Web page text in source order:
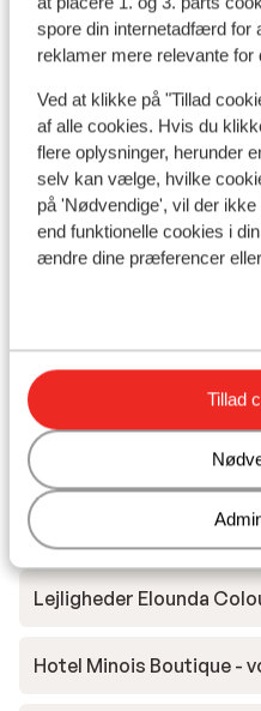
spore din internetadfærd for
reklamer mere relevante for
Ved at klikke på "Tillad
af alle cookies. Hvis du
flere oplysninger, herunder
selv kan vælge, hvilke
på 'Nødvendige', vil der
end funktionelle cookies i
ændre dine præferencer
Tillad
I området
Ved stranden
parasol (gratis) )
Afstand til centrum: ca.
kilometer
Afstand til
indkvarteringen)
Afstand til nærmeste
Afstand til nærmeste
Nærmeste restaurant
Andre
Lejligheder Elounda
Hotel Minois Boutique -